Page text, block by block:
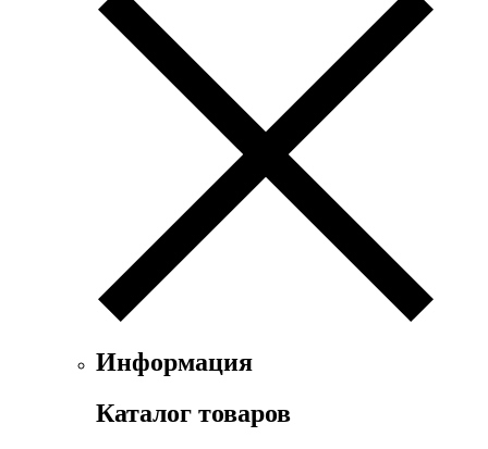
Информация
Каталог товаров